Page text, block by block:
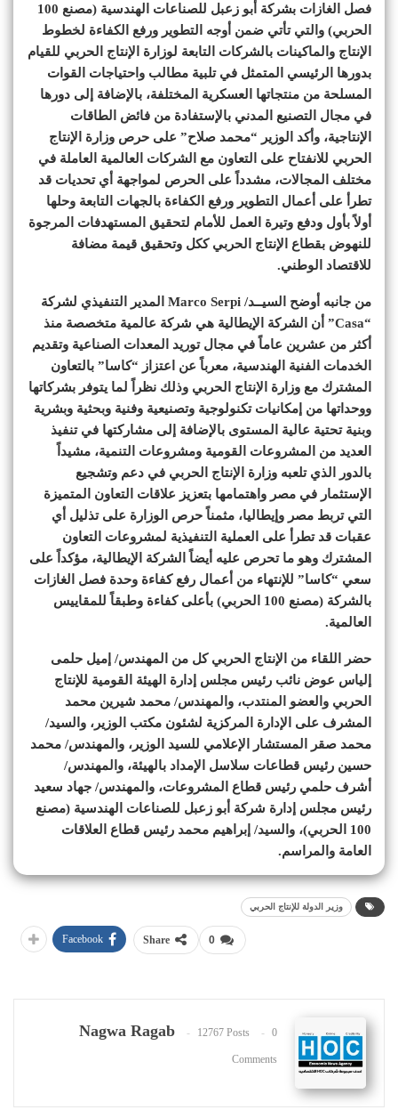
فصل الغازات بشركة أبو زعبل للصناعات الهندسية (مصنع 100
الحربي) والتي تأتي ضمن أوجه التطوير ورفع الكفاءة لخطوط
الإنتاج والماكينات بالشركات التابعة لوزارة الإنتاج الحربي للقيام
بدورها الرئيسي المتمثل في تلبية مطالب واحتياجات القوات
المسلحة من منتجاتها العسكرية المختلفة، بالإضافة إلى دورها
في مجال التصنيع المدني بالإستفادة من فائض الطاقات
الإنتاجية، وأكد الوزير “محمد صلاح” على حرص وزارة الإنتاج
الحربي للانفتاح على التعاون مع الشركات العالمية العاملة في
مختلف المجالات، مشدداً على الحرص لمواجهة أي تحديات قد
تطرأ على أعمال التطوير ورفع الكفاءة بالجهات التابعة وحلها
أولاً بأول ودفع وتيرة العمل للأمام لتحقيق المستهدفات المرجوة
للنهوض بقطاع الإنتاج الحربي ككل وتحقيق قيمة مضافة
للاقتصاد الوطني.
من جانبه أوضح السيــد/ Marco Serpi المدير التنفيذي لشركة
“Casa” أن الشركة الإيطالية هي شركة عالمية متخصصة منذ
أكثر من عشرين عاماً في مجال توريد المعدات الصناعية وتقديم
الخدمات الفنية الهندسية، معرباً عن اعتزاز “كاسا” بالتعاون
المشترك مع وزارة الإنتاج الحربي وذلك نظراً لما يتوفر بشركاتها
ووحداتها من إمكانيات تكنولوجية وتصنيعية وفنية وبحثية وبشرية
وبنية تحتية عالية المستوى بالإضافة إلى مشاركتها في تنفيذ
العديد من المشروعات القومية ومشروعات التنمية، مشيداً
بالدور الذي تلعبه وزارة الإنتاج الحربي في دعم وتشجيع
الإستثمار في مصر واهتمامها بتعزيز علاقات التعاون المتميزة
التي تربط مصر وإيطاليا، مثمناً حرص الوزارة على تذليل أي
عقبات قد تطرأ على العملية التنفيذية لمشروعات التعاون
المشترك وهو ما تحرص عليه أيضاً الشركة الإيطالية، مؤكداً على
سعي “كاسا” للإنتهاء من أعمال رفع كفاءة وحدة فصل الغازات
بالشركة (مصنع 100 الحربي) بأعلى كفاءة وطبقاً للمقاييس
العالمية.
حضر اللقاء من الإنتاج الحربي كل من المهندس/ إميل حلمى
إلياس عوض نائب رئيس مجلس إدارة الهيئة القومية للإنتاج
الحربي والعضو المنتدب، والمهندس/ محمد شيرين محمد
المشرف على الإدارة المركزية لشئون مكتب الوزير، والسيد/
محمد صقر المستشار الإعلامي للسيد الوزير، والمهندس/ محمد
حسين رئيس قطاعات سلاسل الإمداد بالهيئة، والمهندس/
أشرف حلمي رئيس قطاع المشروعات، والمهندس/ جهاد سعيد
رئيس مجلس إدارة شركة أبو زعبل للصناعات الهندسية (مصنع
100 الحربي)، والسيد/ إبراهيم محمد رئيس قطاع العلاقات
العامة والمراسم.
وزير الدولة للإنتاج الحربي
0
Share
Facebook
Nagwa Ragab 12767 Posts 0
Comments